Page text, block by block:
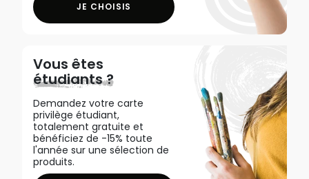
JE CHOISIS
Vous êtes
étudiants ?
Demandez votre carte
privilège étudiant,
totalement gratuite et
bénéficiez de -15% toute
l'année sur une sélection de
produits.